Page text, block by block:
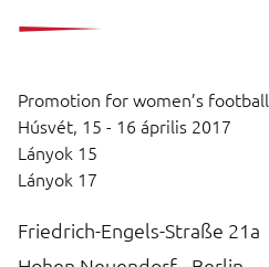
Promotion for women’s football
Húsvét, 15 - 16 április 2017
Lányok 15
Lányok 17
Friedrich-Engels-Straße 21a